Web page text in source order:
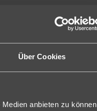
Über Cookies
anbieten zu können